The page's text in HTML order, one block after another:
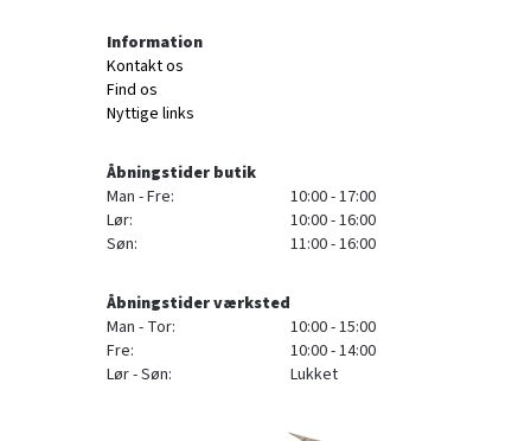
Information
Kontakt os
Find os
Nyttige links
Åbningstider butik
Man - Fre:
10:00 - 17:00
Lør:
10:00 - 16:00
Søn:
11:00 - 16:00
Åbningstider værksted
Man - Tor:
10:00 - 15:00
Fre:
10:00 - 14:00
Lør - Søn:
Lukket